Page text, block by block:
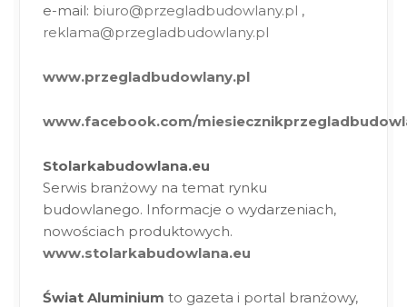
e-mail: biuro@przegladbudowlany.pl ,
reklama@przegladbudowlany.pl
www.przegladbudowlany.pl
www.facebook.com/
Stolarkabudowlana.eu
Serwis branżowy na temat rynku
budowlanego. Informacje o wydarzeniach,
nowościach produktowych.
www.stolarkabudowlana.eu
Świat Aluminium to gazeta i portal branżowy,